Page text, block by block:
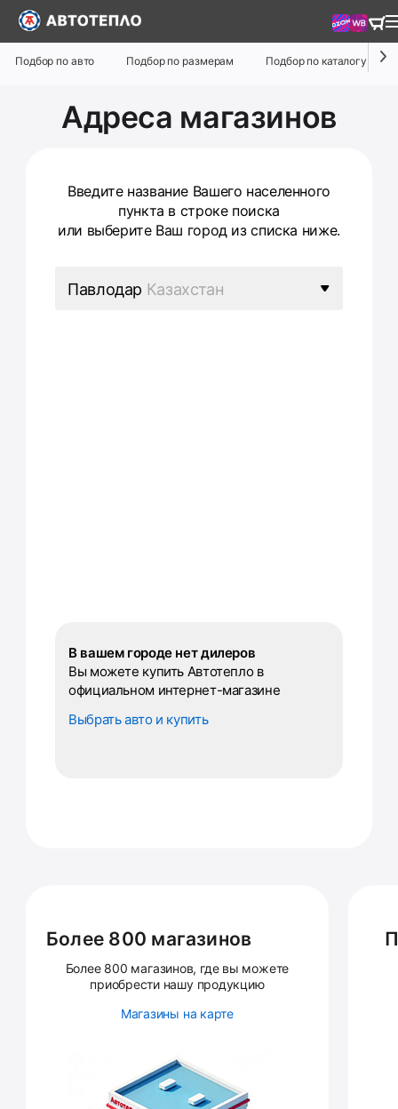
Подбор по авто Подбор по размерам Подбор по каталогу
Адреса магазинов
Введите название Вашего населенного
пункта в строке поиска
или выберите Ваш город из списка ниже.
Павлодар Казахстан
В вашем городе нет дилеров
Вы можете купить Автотепло в
официальном интернет-магазине
Выбрать авто и купить
Более 800 магазинов
Более 800 магазинов, где вы можете
приобрести нашу продукцию
Магазины на карте